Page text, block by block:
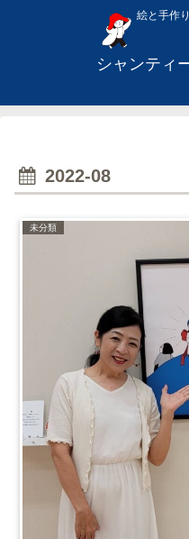
絵と手作
シャンティ
2022-08
未分類